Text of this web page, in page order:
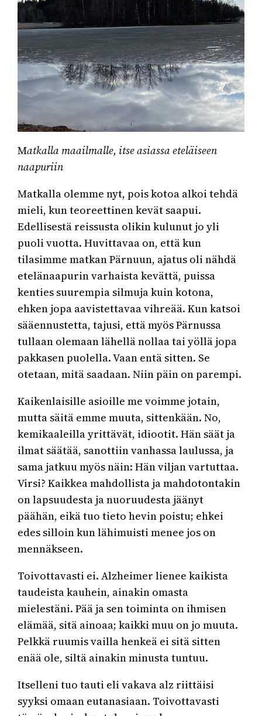
Matkalla maailmalle, itse asiassa eteläiseen
naapuriin
Matkalla olemme nyt, pois kotoa alkoi tehdä
mieli, kun teoreettinen kevät saapui.
Edellisestä reissusta olikin kulunut jo yli
puoli vuotta. Huvittavaa on, että kun
tilasimme matkan Pärnuun, ajatus oli nähdä
etelänaapurin varhaista kevättä, puissa
kenties suurempia silmuja kuin kotona,
ehken jopa aavistettavaa vihreää. Kun katsoi
sääennustetta, tajusi, että myös Pärnussa
tullaan olemaan lähellä nollaa tai yöllä jopa
pakkasen puolella. Vaan entä sitten. Se
otetaan, mitä saadaan. Niin päin on parempi.
Kaikenlaisille asioille me voimme jotain,
mutta säitä emme muuta, sittenkään. No,
kemikaaleilla yrittävät, idiootit. Hän säät ja
ilmat säätää, sanottiin vanhassa laulussa, ja
sama jatkuu myös näin: Hän viljan vartuttaa.
Virsi? Kaikkea mahdollista ja mahdotontakin
on lapsuudesta ja nuoruudesta jäänyt
päähän, eikä tuo tieto hevin poistu; ehkei
edes silloin kun lähimuisti menee jos on
mennäkseen.
Toivottavasti ei. Alzheimer lienee kaikista
taudeista kauhein, ainakin omasta
mielestäni. Pää ja sen toiminta on ihmisen
elämää, sitä ainoaa; kaikki muu on jo muuta.
Pelkkä ruumis vailla henkeä ei sitä sitten
enää ole, siltä ainakin minusta tuntuu.
Itselleni tuo tauti eli vakava alz riittäisi
syyksi omaan eutanasiaan. Toivottavasti